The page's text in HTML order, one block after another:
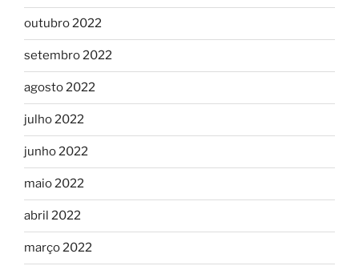
outubro 2022
setembro 2022
agosto 2022
julho 2022
junho 2022
maio 2022
abril 2022
março 2022